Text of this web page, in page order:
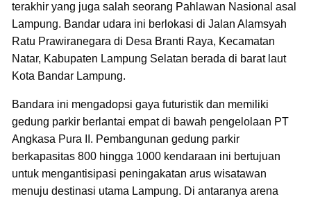
terakhir yang juga salah seorang Pahlawan Nasional asal
Lampung. Bandar udara ini berlokasi di Jalan Alamsyah
Ratu Prawiranegara di Desa Branti Raya, Kecamatan
Natar, Kabupaten Lampung Selatan berada di barat laut
Kota Bandar Lampung.
Bandara ini mengadopsi gaya futuristik dan memiliki
gedung parkir berlantai empat di bawah pengelolaan PT
Angkasa Pura II. Pembangunan gedung parkir
berkapasitas 800 hingga 1000 kendaraan ini bertujuan
untuk mengantisipasi peningakatan arus wisatawan
menuju destinasi utama Lampung. Di antaranya arena